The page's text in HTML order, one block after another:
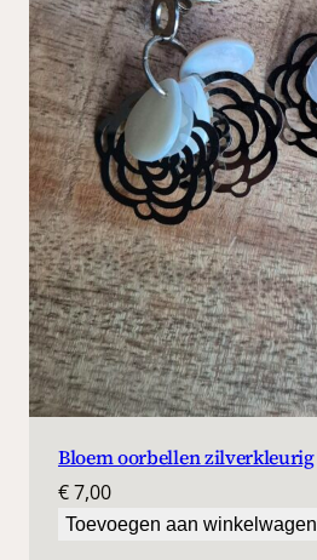
Bloem oorbellen zilverkleurig
€7,00
Toevoegen aan winkelwagen